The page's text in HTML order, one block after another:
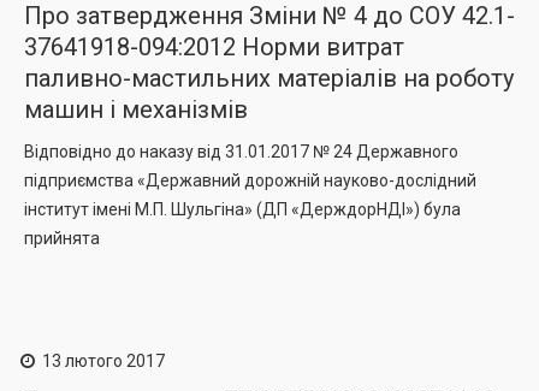
Про затвердження Зміни № 4 до СОУ 42.1-
37641918-094:2012 Норми витрат
паливно-мастильних матеріалів на роботу
машин і механізмів
Відповідно до наказу від 31.01.2017 № 24 Державного
підприємства «Державний дорожній науково-дослідний
інститут імені М.П. Шульгіна» (ДП «ДерждорНДІ») була
прийнята
13 лютого 2017